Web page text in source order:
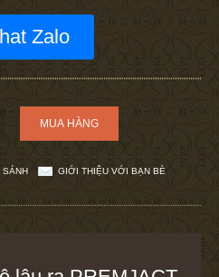
Zalo
SÁNH GIỚI THIỆU VỚI BẠN BÈ